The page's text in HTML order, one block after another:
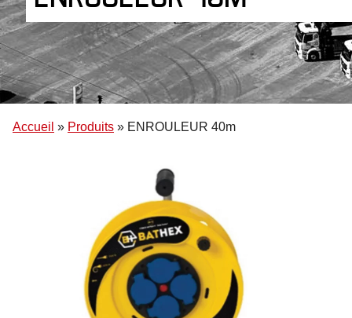
Accueil » Produits » ENROULEUR 40m